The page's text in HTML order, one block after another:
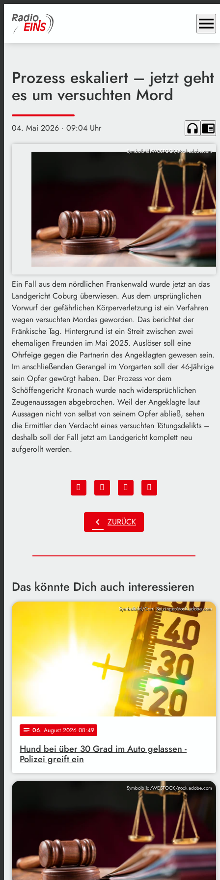
menu
Prozess eskaliert – jetzt geht
es um versuchten Mord
04. Mai 2026 · 09:04 Uhr headphones chrome_reader_mode
Symbolbild/WESTOCK/stock.adobe.com
Ein Fall aus dem nördlichen Frankenwald wurde jetzt an das
Landgericht Coburg überwiesen. Aus dem ursprünglichen
Vorwurf der gefährlichen Körperverletzung ist ein Verfahren
wegen versuchten Mordes geworden. Das berichtet der
Fränkische Tag. Hintergrund ist ein Streit zwischen zwei
ehemaligen Freunden im Mai 2025. Auslöser soll eine
Ohrfeige gegen die Partnerin des Angeklagten gewesen sein.
Im anschließenden Gerangel im Vorgarten soll der 46-Jährige
sein Opfer gewürgt haben. Der Prozess vor dem
Schöffengericht Kronach wurde nach widersprüchlichen
Zeugenaussagen abgebrochen. Weil der Angeklagte laut
Aussagen nicht von selbst von seinem Opfer abließ, sehen
die Ermittler den Verdacht eines versuchten Tötungsdelikts –
deshalb soll der Fall jetzt am Landgericht komplett neu
aufgerollt werden.
chevron_left ZURÜCK
Das könnte Dich auch interessieren
Symbolbild/Corri Seizinger/stock.adobe.com
notes 06. August 2026 08:49
Hund bei über 30 Grad im Auto gelassen -
Polizei greift ein
Symbolbild/WESTOCK/stock.adobe.com